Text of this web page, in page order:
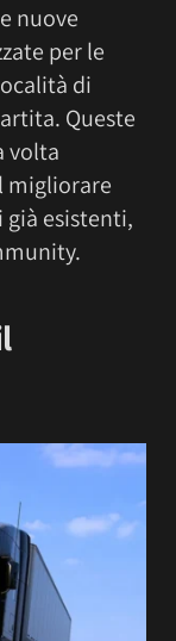
nuove
per le
di
Queste
volta
migliorare
esistenti,